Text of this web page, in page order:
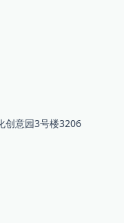
创意园3号楼3206